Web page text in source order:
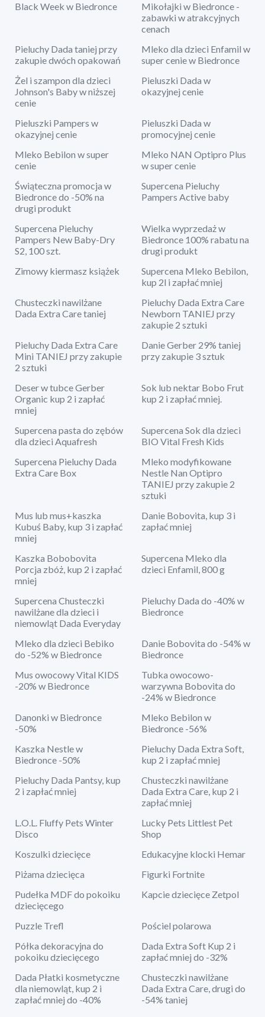
Black Week w Biedronce
Mikołajki w Biedronce -
zabawki w atrakcyjnych
cenach
Pieluchy Dada taniej przy
zakupie dwóch opakowań
Mleko dla dzieci Enfamil w
super cenie w Biedronce
Żel i szampon dla dzieci
Johnson's Baby w niższej
cenie
Pieluszki Dada w
okazyjnej cenie
Pieluszki Pampers w
okazyjnej cenie
Pieluszki Dada w
promocyjnej cenie
Mleko Bebilon w super
cenie
Mleko NAN Optipro Plus
w super cenie
Świąteczna promocja w
Biedronce do -50% na
drugi produkt
Supercena Pieluchy
Pampers Active baby
Supercena Pieluchy
Pampers New Baby-Dry
S2, 100 szt.
Wielka wyprzedaż w
Biedronce 100% rabatu na
drugi produkt
Zimowy kiermasz książek
Supercena Mleko Bebilon,
kup 2l i zapłać mniej
Chusteczki nawilżane
Dada Extra Care taniej
Pieluchy Dada Extra Care
Newborn TANIEJ przy
zakupie 2 sztuki
Pieluchy Dada Extra Care
Mini TANIEJ przy zakupie
2 sztuki
Danie Gerber 29% taniej
przy zakupie 3 sztuk
Deser w tubce Gerber
Organic kup 2 i zapłać
mniej
Sok lub nektar Bobo Frut
kup 2 i zapłać mniej.
Supercena pasta do zębów
dla dzieci Aquafresh
Supercena Sok dla dzieci
BIO Vital Fresh Kids
Supercena Pieluchy Dada
Extra Care Box
Mleko modyfikowane
Nestle Nan Optipro
TANIEJ przy zakupie 2
sztuki
Mus lub mus+kaszka
Kubuś Baby, kup 3 i zapłać
mniej
Danie Bobovita, kup 3 i
zapłać mniej
Kaszka Bobobovita
Porcja zbóż, kup 2 i zapłać
mniej
Supercena Mleko dla
dzieci Enfamil, 800 g
Supercena Chusteczki
nawilżane dla dzieci i
niemowląt Dada Everyday
Pieluchy Dada do -40% w
Biedronce
Mleko dla dzieci Bebiko
do -52% w Biedronce
Danie Bobovita do -54% w
Biedronce
Mus owocowy Vital KIDS
-20% w Biedronce
Tubka owocowo-
warzywna Bobovita do
-24% w Biedronce
Danonki w Biedronce
-50%
Mleko Bebilon w
Biedronce -56%
Kaszka Nestle w
Biedronce -50%
Pieluchy Dada Extra Soft,
kup 2 i zapłać mniej
Pieluchy Dada Pantsy, kup
2 i zapłać mniej
Chusteczki nawilżane
Dada Extra Care, kup 2 i
zapłać mniej
L.O.L. Fluffy Pets Winter
Disco
Lucky Pets Littlest Pet
Shop
Koszulki dziecięce
Edukacyjne klocki Hemar
Piżama dziecięca
Figurki Fortnite
Pudełka MDF do pokoiku
dziecięcego
Kapcie dziecięce Zetpol
Puzzle Trefl
Pościel polarowa
Półka dekoracyjna do
pokoiku dziecięcego
Dada Extra Soft Kup 2 i
zapłać mniej do -32%
Dada Płatki kosmetyczne
dla niemowląt, kup 2 i
zapłać mniej do -40%
Chusteczki nawilżane
Dada Extra Care, drugi do
-54% taniej